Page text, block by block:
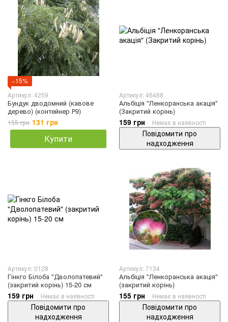
−15%
Артикул: 4259
Бундук дводомний (кавове
дерево) (контейнер Р9)
155 грн 131 грн
Купити
Артикул: 46488
Альбіція "Ленкоранська акація"
(Закритий корінь)
159 грн Немає в наявності
Повідомити про
надходження
Артикул: 0128
Гінкго Білоба "Дволопатевий"
(закритий корінь) 15-20 см
159 грн Немає в наявності
Повідомити про
надходження
Артикул: 7134
Альбіція "Ленкоранська акація"
(закритий корінь)
155 грн Немає в наявності
Повідомити про
надходження